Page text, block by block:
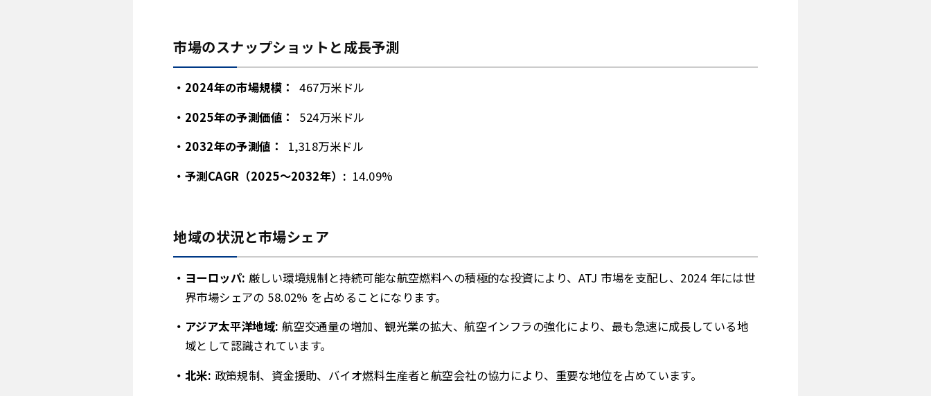
市場のスナップショットと成長予測
2024年の市場規模：
467万米ドル
2025年の予測価値：
524万米ドル
2032年の予測値：
1,318万米ドル
予測CAGR（2025～2032年）: 14.09%
地域の状況と市場シェア
ヨーロッパ: 厳しい環境規制と持続可能な航空燃料への積極的な投資により、ATJ 市場を支配し、2024 年には世
界市場シェアの 58.02% を占めることになります。
アジア太平洋地域: 航空交通量の増加、観光業の拡大、航空インフラの強化により、最も急速に成長している地
域として認識されています。
北米: 政策規制、資金援助、バイオ燃料生産者と航空会社の協力により、重要な地位を占めています。